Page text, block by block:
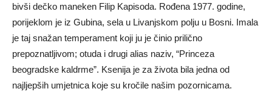
bivši dečko maneken Filip Kapisoda. Rođena 1977. godine,
porijeklom je iz Gubina, sela u Livanjskom polju u Bosni. Imala
je taj snažan temperament koji ju je činio prilično
prepoznatljivom; otuda i drugi alias naziv, “Princeza
beogradske kaldrme”. Ksenija je za života bila jedna od
najljepših umjetnica koje su kročile našim pozornicama.